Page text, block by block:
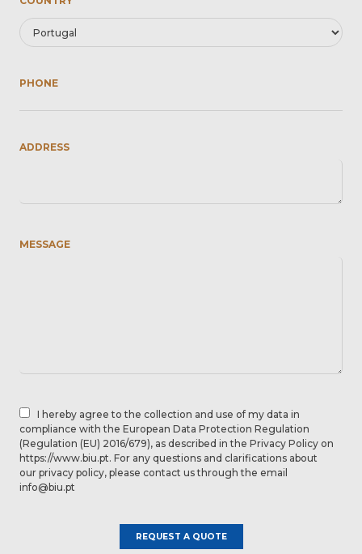
PHONE
ADDRESS
MESSAGE
I hereby agree to the collection and use of my data in
compliance with the European Data Protection Regulation
(Regulation (EU) 2016/679), as described in the Privacy Policy on
https://www.biu.pt. For any questions and clarifications about
our privacy policy, please contact us through the email
info@biu.pt
REQUEST A QUOTE